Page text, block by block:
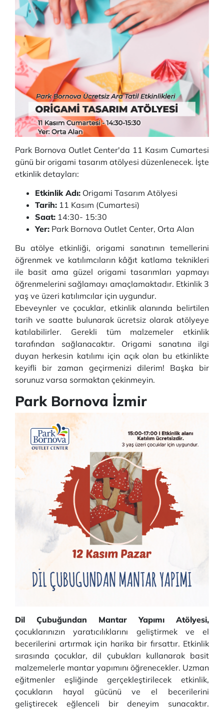
Park Bornova Outlet Center'da 11 Kasım Cumartesi
günü bir origami tasarım atölyesi düzenlenecek. İşte
etkinlik detayları:
Etkinlik Adı: Origami Tasarım Atölyesi
Tarih: 11 Kasım (Cumartesi)
Saat: 14:30- 15:30
Yer: Park Bornova Outlet Center, Orta Alan
Bu atölye etkinliği, origami sanatının temellerini
öğrenmek ve katılımcıların kâğıt katlama teknikleri
ile basit ama güzel origami tasarımları yapmayı
öğrenmelerini sağlamayı amaçlamaktadır. Etkinlik 3
yaş ve üzeri katılımcılar için uygundur.
Ebeveynler ve çocuklar, etkinlik alanında belirtilen
tarih ve saatte bulunarak ücretsiz olarak atölyeye
katılabilirler. Gerekli tüm malzemeler etkinlik
tarafından sağlanacaktır. Origami sanatına ilgi
duyan herkesin katılımı için açık olan bu etkinlikte
keyifli bir zaman geçirmenizi dilerim! Başka bir
sorunuz varsa sormaktan çekinmeyin.
Park Bornova İzmir
Dil Çubuğundan Mantar Yapımı Atölyesi,
çocuklarınızın yaratıcılıklarını geliştirmek ve el
becerilerini artırmak için harika bir fırsattır. Etkinlik
sırasında çocuklar, dil çubukları kullanarak basit
malzemelerle mantar yapımını öğrenecekler. Uzman
eğitmenler eşliğinde gerçekleştirilecek etkinlik,
çocukların hayal gücünü ve el becerilerini
geliştirecek eğlenceli bir deneyim sunacaktır.